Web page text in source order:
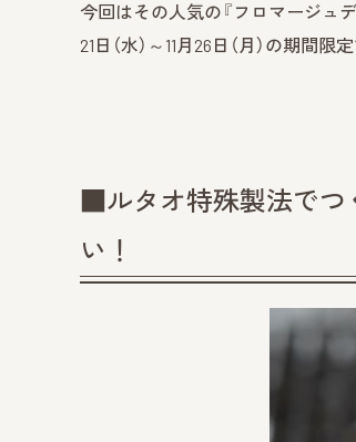
今回はその人気の『フロマージュ
21日（水）～11月26日（月）の期間限
■ルタオ特殊製法でつ
い！